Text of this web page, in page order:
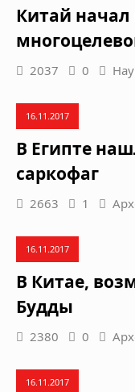
Китай начал
2037 0
16.11.2017
В Египте
саркофаг
2663 1
16.11.2017
В Китае,
Будды
2380 0
16.11.2017